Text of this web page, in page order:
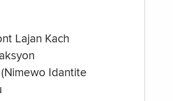
Lajan Kach
Idantite